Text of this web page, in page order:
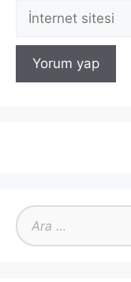
İnternet
için
ara